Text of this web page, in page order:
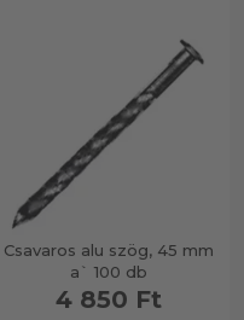
Csavaros alu szög, 45 mm
a` 100 db
4 850 Ft